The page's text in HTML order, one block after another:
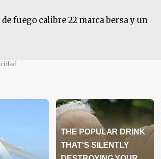
fuego calibre 22 marca bersa y un